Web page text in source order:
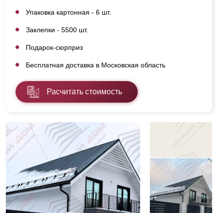
Упаковка картонная - 6 шт.
Заклепки - 5500 шт.
Подарок-сюрприз
Бесплатная доставка в Московская область
Расчитать стоимость